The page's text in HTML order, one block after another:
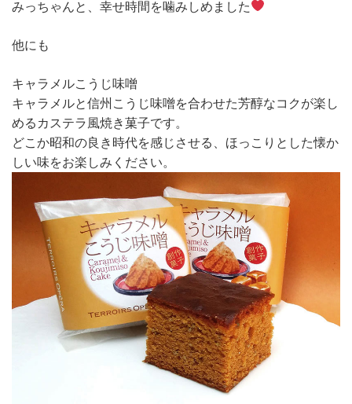
みっちゃんと、幸せ時間を噛みしめました
他にも
キャラメルこうじ味噌
キャラメルと信州こうじ味噌を合わせた芳醇なコクが楽し
めるカステラ風焼き菓子です。
どこか昭和の良き時代を感じさせる、ほっこりとした懐か
しい味をお楽しみください。